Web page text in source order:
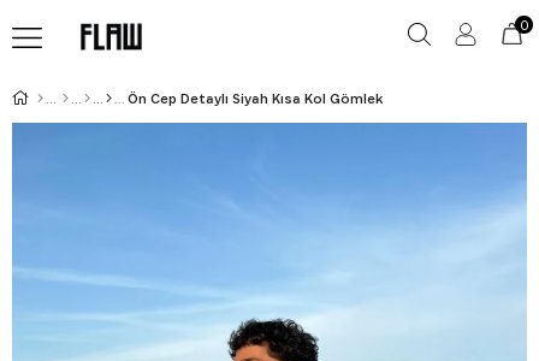
0
Ön Cep Detaylı Siyah Kısa Kol Gömlek